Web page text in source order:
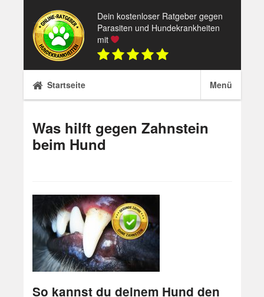
content
Dein kostenloser Ratgeber gegen
Parasiten und Hundekrankheiten
mit
Startseite Menü
Was hilft gegen Zahnstein
beim Hund
So kannst du deinem Hund den